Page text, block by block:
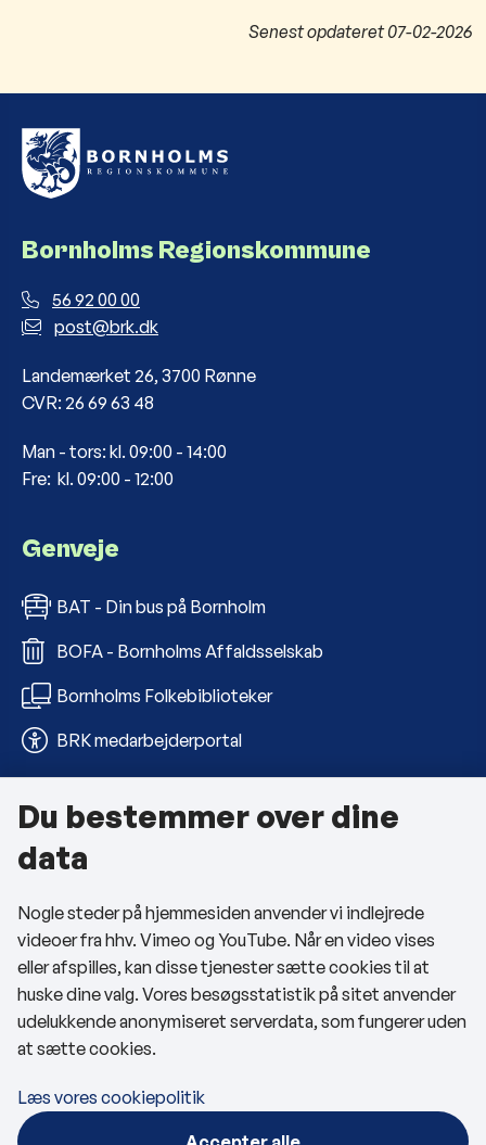
Senest opdateret07-02-2026
Bornholms Regionskommune
56 92 00 00
post@brk.dk
Landemærket 26, 3700 Rønne
CVR: 26 69 63 48
Man - tors: kl. 09:00 - 14:00
Fre: kl. 09:00 - 12:00
Genveje
BAT - Din bus på Bornholm
BOFA - Bornholms Affaldsselskab
Bornholms Folkebiblioteker
BRK medarbejderportal
Om kommunen
Kontakt os
Telefon- og åbningstider
Tilgængelighedserklæring
Privatlivspolitik
Cookies
Følg os
Du bestemmer over dine
data
Nogle steder på hjemmesiden anvender vi indlejrede
videoer fra hhv. Vimeo og YouTube. Når en video vises
eller afspilles, kan disse tjenester sætte cookies til at
huske dine valg. Vores besøgsstatistik på sitet anvender
udelukkende anonymiseret serverdata, som fungerer uden
at sætte cookies.
Læs vores cookiepolitik